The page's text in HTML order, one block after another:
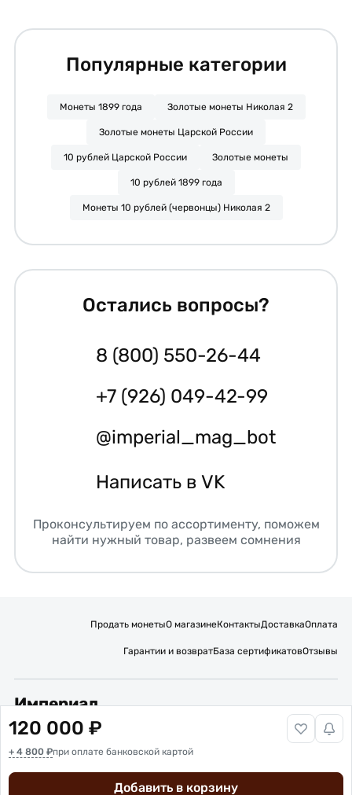
120 000 ₽
+ 4 800 ₽при оплате банковской картой
Добавить в корзину
Популярные категории
Монеты 1899 года Золотые монеты Николая 2
Золотые монеты Царской России
10 рублей Царской России Золотые монеты
10 рублей 1899 года
Монеты 10 рублей (червонцы) Николая 2
Остались вопросы?
8 (800) 550-26-44
+7 (926) 049-42-99
@imperial_mag_bot
Написать в VK
Проконсультируем по ассортименту, поможем
найти нужный товар, развеем сомнения
Продать монетыО магазинеКонтактыДоставкаОплата
Гарантии и возвратБаза сертификатовОтзывы
Империал
Подписывайтесь на нас:
Вакансии
Политика обработки персональных данных